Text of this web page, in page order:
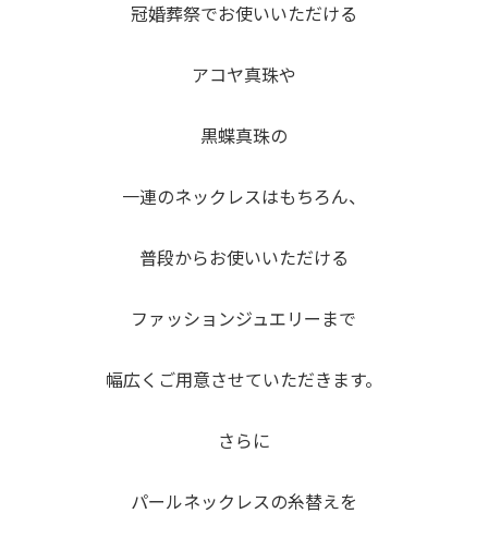
冠婚葬祭でお使いいただける
アコヤ真珠や
黒蝶真珠の
一連のネックレスはもちろん、
普段からお使いいただける
ファッションジュエリーまで
幅広くご用意させていただきます。
さらに
パールネックレスの糸替えを